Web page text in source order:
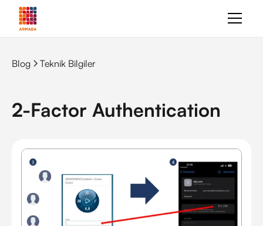
Blog Teknik Bilgiler
2-Factor Authentication